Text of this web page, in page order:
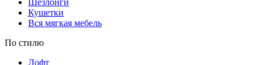
Шезлонги
Кушетки